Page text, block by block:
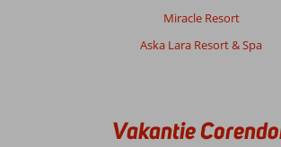
Miracle Resort
Aska Lara Resort & Spa
Vakantie